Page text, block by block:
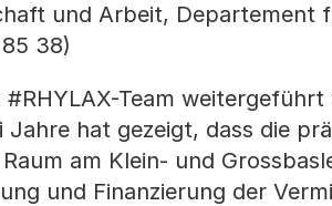
und Arbeit, Departement
38)
Team
hat gezeigt, dass die
am Klein- und
und Finanzierung der